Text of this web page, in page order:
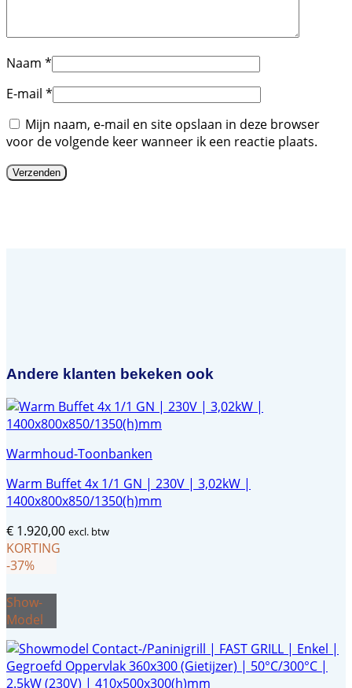
Naam *
E-mail *
Mijn naam, e-mail en site opslaan in deze browser
voor de volgende keer wanneer ik een reactie plaats.
Andere klanten bekeken ook
Warmhoud-Toonbanken
Warm Buffet 4x 1/1 GN | 230V | 3,02kW |
1400x800x850/1350(h)mm
€ 1.920,00 excl. btw
KORTING
-37%
Show-
Model